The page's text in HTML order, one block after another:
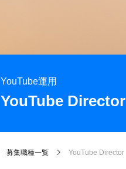
YouTube運用
YouTube Director
募集職種一覧 YouTube Director